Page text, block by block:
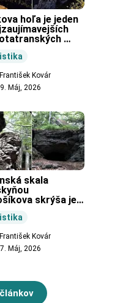
hoľa je jeden
František Kovár
Máj, 2026
skala
skrýša je
Budiná.
František Kovár
Máj, 2026